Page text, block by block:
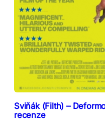
Sviňák (Filth) –
recenze